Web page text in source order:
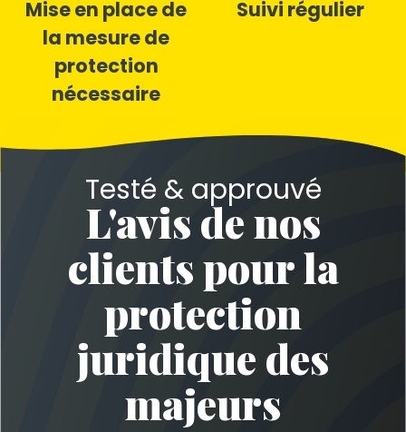
Mise en place de
la mesure de
protection
nécessaire
Suivi régulier
Testé & approuvé
L'avis de nos
clients pour la
protection
juridique des
majeurs